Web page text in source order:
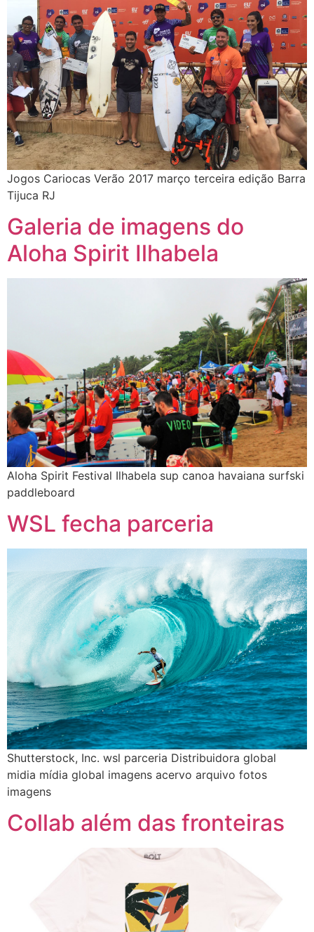
Jogos Cariocas Verão 2017 março terceira edição Barra
Tijuca RJ
Galeria de imagens do
Aloha Spirit Ilhabela
Aloha Spirit Festival Ilhabela sup canoa havaiana surfski
paddleboard
WSL fecha parceria
Shutterstock, Inc. wsl parceria Distribuidora global
midia mídia global imagens acervo arquivo fotos
imagens
Collab além das fronteiras